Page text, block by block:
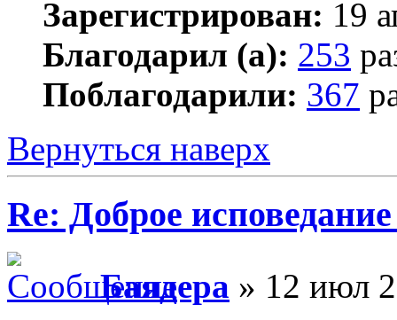
Зарегистрирован: 19
Благодарил (а): 253
Поблагодарили: 367
Вернуться наверх
Re: Доброе
Баядера » 12 июл